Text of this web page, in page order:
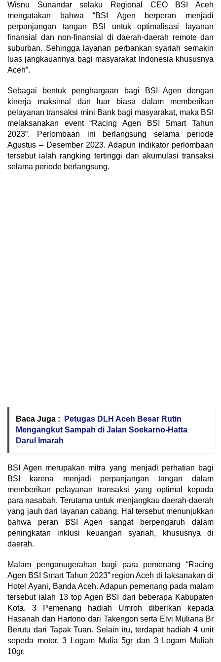
Wisnu Sunandar selaku Regional CEO BSI Aceh
mengatakan bahwa “BSI Agen berperan menjadi
perpanjangan tangan BSI untuk optimalisasi layanan
finansial dan non-finansial di daerah-daerah remote dan
suburban. Sehingga layanan perbankan syariah semakin
luas jangkauannya bagi masyarakat Indonesia khususnya
Aceh”.
Sebagai bentuk penghargaan bagi BSI Agen dengan
kinerja maksimal dan luar biasa dalam memberikan
pelayanan transaksi mini Bank bagi masyarakat, maka BSI
melaksanakan event “Racing Agen BSI Smart Tahun
2023”. Perlombaan ini berlangsung selama periode
Agustus – Desember 2023. Adapun indikator perlombaan
tersebut ialah rangking tertinggi dari akumulasi transaksi
selama periode berlangsung.
Baca Juga :
Petugas DLH Aceh Besar Rutin
Mengangkut Sampah di Jalan Soekarno-Hatta
Darul Imarah
BSI Agen merupakan mitra yang menjadi perhatian bagi
BSI karena menjadi perpanjangan tangan dalam
memberikan pelayanan transaksi yang optimal kepada
para nasabah. Terutama untuk menjangkau daerah-daerah
yang jauh dari layanan cabang. Hal tersebut menunjukkan
bahwa peran BSI Agen sangat berpengaruh dalam
peningkatan inklusi keuangan syariah, khususnya di
daerah.
Malam penganugerahan bagi para pemenang “Racing
Agen BSI Smart Tahun 2023” region Aceh di laksanakan di
Hotel Ayani, Banda Aceh. Adapun pemenang pada malam
tersebut ialah 13 top Agen BSI dari beberapa Kabupaten
Kota. 3 Pemenang hadiah Umroh diberikan kepada
Hasanah dan Hartono dari Takengon serta Elvi Muliana Br
Berutu dari Tapak Tuan. Selain itu, terdapat hadiah 4 unit
sepeda motor, 3 Logam Mulia 5gr dan 3 Logam Muliah
10gr.